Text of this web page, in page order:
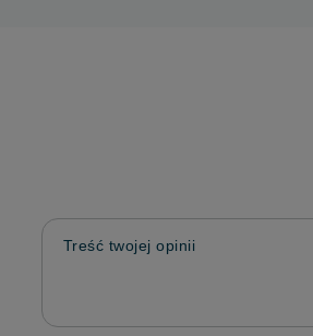
Treść twojej opinii